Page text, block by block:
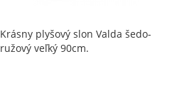
Krásny plyšový slon Valda šedo-
ružový veľký 90cm.